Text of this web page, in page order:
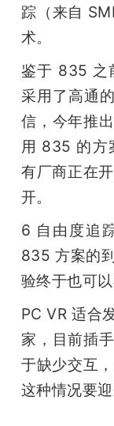
踪（来自
术。
鉴于 835 之
采用了高通
信，今年推
用 835 的方
有厂商正在
开。
6 自由度追
835 方案的
验终于也可
PC VR 适合
家，目前插
于缺少交互
这种情况要迎